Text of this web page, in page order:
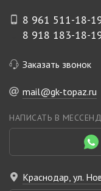
8 961 511-18-
8 918 183-18-
Заказать звонок
mail@gk-topaz.ru
НАПИСАТЬ В
Краснодар, ул.